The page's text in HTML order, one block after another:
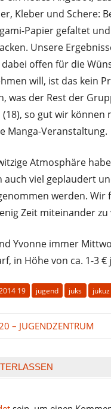
Kleber und Schere:
Papier gefaltet
Unsere
offen für die
will, ist das kein
was der Rest der
so gut wir
Manga-Veranstaltung.
Atmosphäre
auch viel geplaudert
werden. Wir
Zeit miteinander
Yvonne immer
in Höhe von ca. 1-3 €
19 jugend juks jukuz
– JUGENDZENTRUM